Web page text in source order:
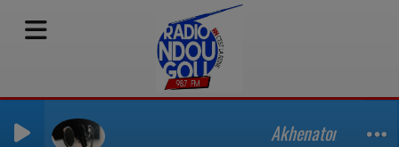
Akhenaton_-